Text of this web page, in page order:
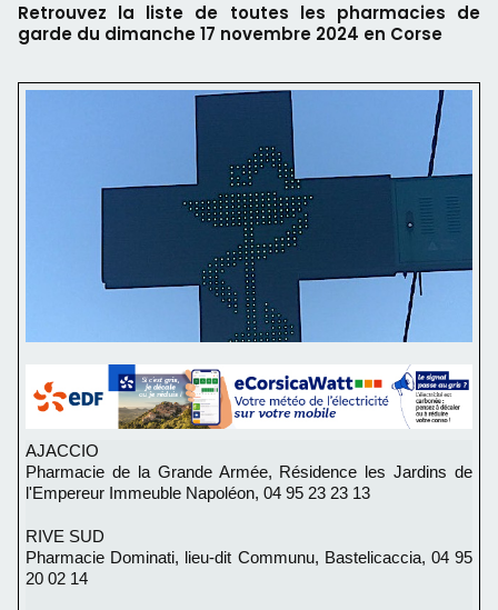
Retrouvez la liste de toutes les pharmacies de
garde du dimanche 17 novembre 2024 en Corse
AJACCIO
Pharmacie de la Grande Armée, Résidence les Jardins de
l'Empereur Immeuble Napoléon, 04 95 23 23 13
RIVE SUD
Pharmacie Dominati, lieu-dit Communu, Bastelicaccia, 04 95
20 02 14